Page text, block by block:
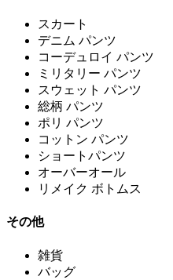
スカート
デニム パンツ
コーデュロイ パンツ
ミリタリー パンツ
スウェット パンツ
総柄 パンツ
ポリ パンツ
コットン パンツ
ショートパンツ
オーバーオール
リメイク ボトムス
その他
雑貨
バッグ